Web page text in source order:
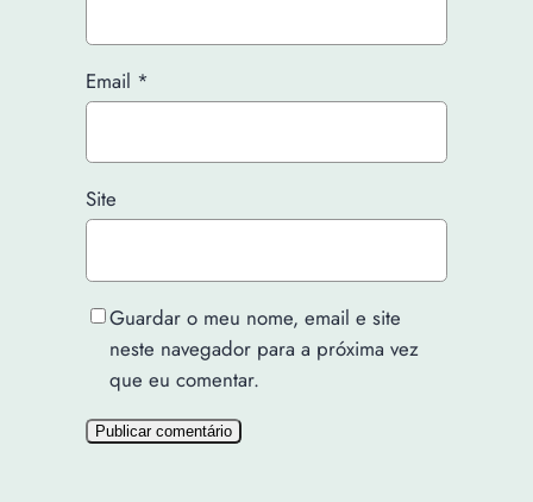
Email *
Site
Guardar o meu nome, email e site
neste navegador para a próxima vez
que eu comentar.